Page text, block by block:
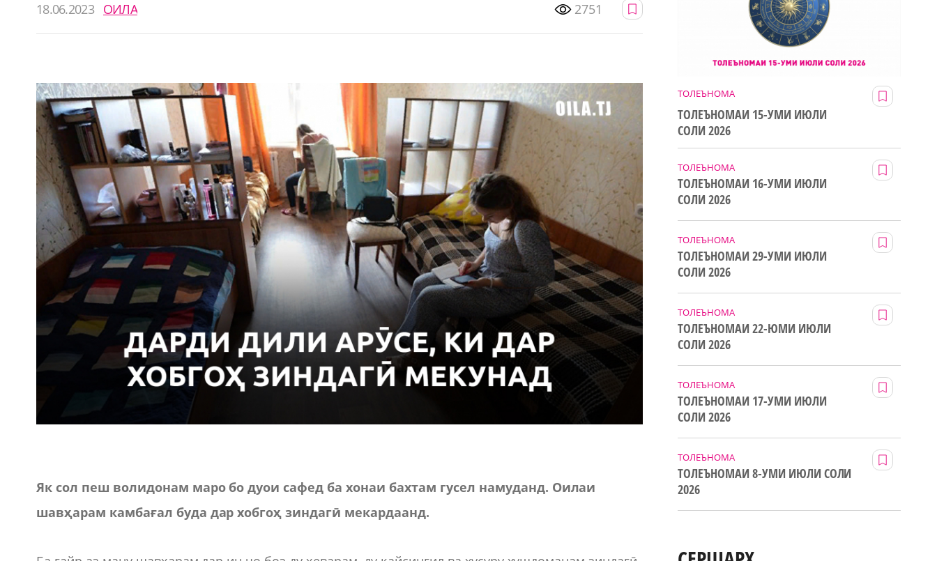
18.06.2023 ОИЛА 2751
Як сол пеш волидонам маро бо дуои сафед ба хонаи бахтам гусел намуданд. Оилаи
шавҳарам камбағал буда дар хобгоҳ зиндагӣ мекардаанд.
ТОЛЕЪНОМА
ТОЛЕЪНОМАИ 15-УМИ ИЮЛИ
СОЛИ 2026
ТОЛЕЪНОМА
ТОЛЕЪНОМАИ 16-УМИ ИЮЛИ
СОЛИ 2026
ТОЛЕЪНОМА
ТОЛЕЪНОМАИ 29-УМИ ИЮЛИ
СОЛИ 2026
ТОЛЕЪНОМА
ТОЛЕЪНОМАИ 22-ЮМИ ИЮЛИ
СОЛИ 2026
ТОЛЕЪНОМА
ТОЛЕЪНОМАИ 17-УМИ ИЮЛИ
СОЛИ 2026
ТОЛЕЪНОМА
ТОЛЕЪНОМАИ 8-УМИ ИЮЛИ СОЛИ
2026